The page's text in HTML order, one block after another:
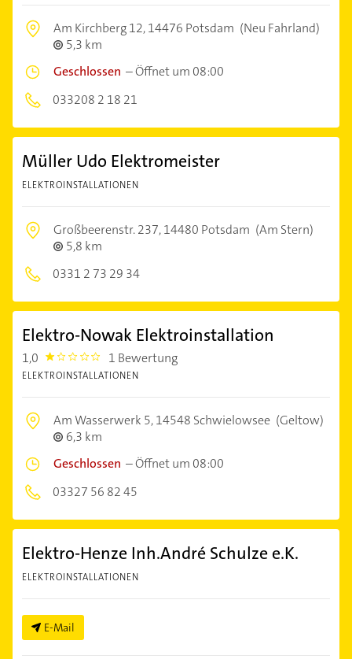
Am Kirchberg 12,14476 Potsdam (Neu Fahrland)
5,3 km
Geschlossen –Öffnet um 08:00
033208 2 18 21
Müller Udo Elektromeister
ELEKTROINSTALLATIONEN
Großbeerenstr. 237,14480 Potsdam (Am Stern)
5,8 km
0331 2 73 29 34
Elektro-Nowak Elektroinstallation
1,0 1.0 1 Bewertung
ELEKTROINSTALLATIONEN
Am Wasserwerk 5,14548 Schwielowsee (Geltow)
6,3 km
Geschlossen –Öffnet um 08:00
03327 56 82 45
Elektro-Henze Inh.André Schulze e.K.
ELEKTROINSTALLATIONEN
E-Mail